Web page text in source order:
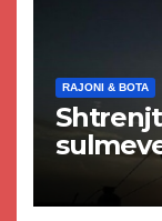
RAJONI & BOTA